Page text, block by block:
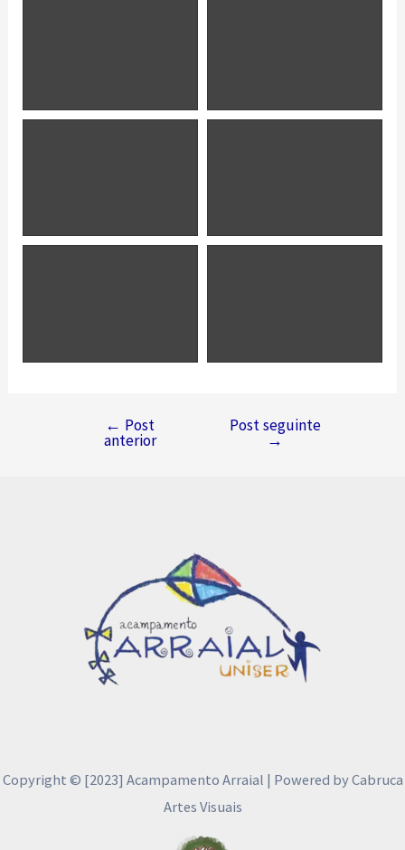
Navegação
← Post
anterior
Post seguinte
→
Copyright © [2023] Acampamento Arraial | Powered by Cabruca
Artes Visuais